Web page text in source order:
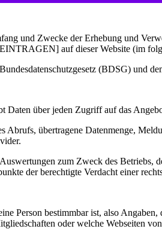
und Zwecke der Erhebung und
auf dieser Website (im
(BDSG) und
Daten über jeden Zugriff auf das
Abrufs, übertragene Datenmenge,
zum Zweck des
der berechtigte Verdacht einer
Person bestimmbar ist, also
oder welche Webseiten